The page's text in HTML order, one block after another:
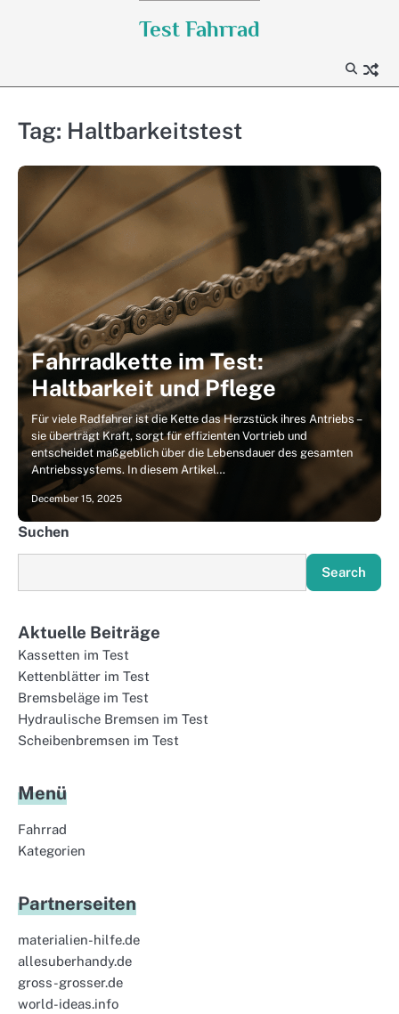
Test Fahrrad
Tag: Haltbarkeitstest
Fahrradkette im Test:
Haltbarkeit und Pflege
Für viele Radfahrer ist die Kette das Herzstück ihres Antriebs –
sie überträgt Kraft, sorgt für effizienten Vortrieb und
entscheidet maßgeblich über die Lebensdauer des gesamten
Antriebssystems. In diesem Artikel…
December 15, 2025
Suchen
Search
Aktuelle Beiträge
Kassetten im Test
Kettenblätter im Test
Bremsbeläge im Test
Hydraulische Bremsen im Test
Scheibenbremsen im Test
Menü
Fahrrad
Kategorien
Partnerseiten
materialien-hilfe.de
allesuberhandy.de
gross-grosser.de
world-ideas.info